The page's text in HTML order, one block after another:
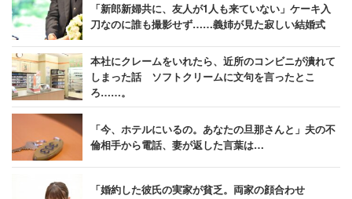
「新郎新婦共に、友人が1人も来ていない」ケーキ入
刀なのに誰も撮影せず……義姉が見た寂しい結婚式
本社にクレームをいれたら、近所のコンビニが潰れて
しまった話 ソフトクリームに文句を言ったとこ
ろ……。
「今、ホテルにいるの。あなたの旦那さんと」夫の不
倫相手から電話、妻が返した言葉は…
「婚約した彼氏の実家が貧乏。両家の顔合わせ